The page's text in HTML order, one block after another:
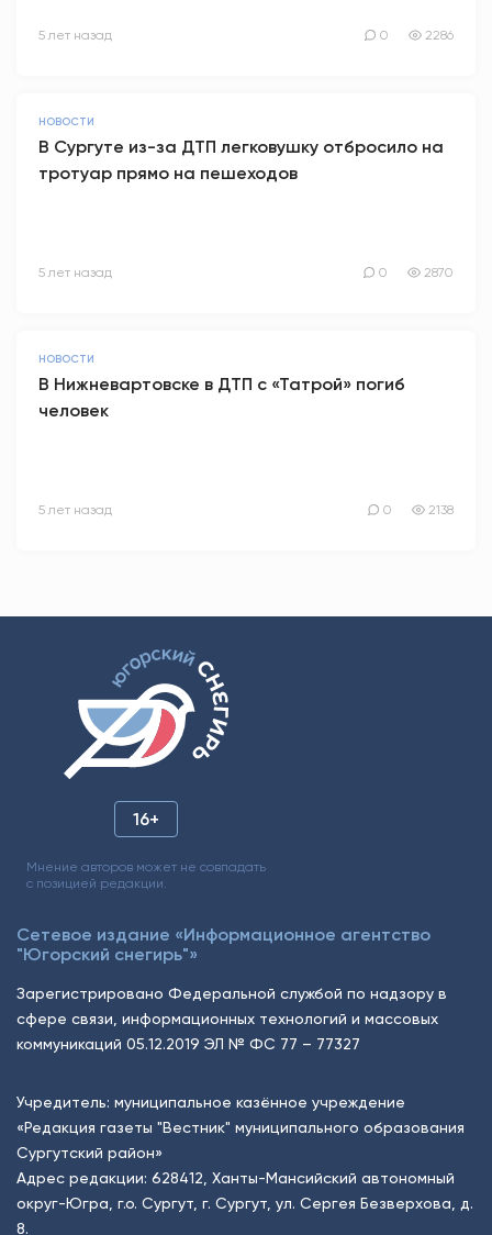
5 лет назад 0 2286
НОВОСТИ
В Сургуте из-за ДТП легковушку отбросило на
тротуар прямо на пешеходов
5 лет назад 0 2870
НОВОСТИ
В Нижневартовске в ДТП с «Татрой» погиб
человек
5 лет назад 0 2138
16+
Мнение авторов может не совпадать
с позицией редакции.
Сетевое издание «Информационное агентство
"Югорский снегирь"»
Зарегистрировано Федеральной службой по надзору в
сфере связи, информационных технологий и массовых
коммуникаций 05.12.2019 ЭЛ № ФС 77 – 77327
Учредитель: муниципальное казённое учреждение
«Редакция газеты "Вестник" муниципального образования
Сургутский район»
Адрес редакции: 628412, Ханты-Мансийский автономный
округ-Югра, г.о. Сургут, г. Сургут, ул. Сергея Безверхова, д.
8.